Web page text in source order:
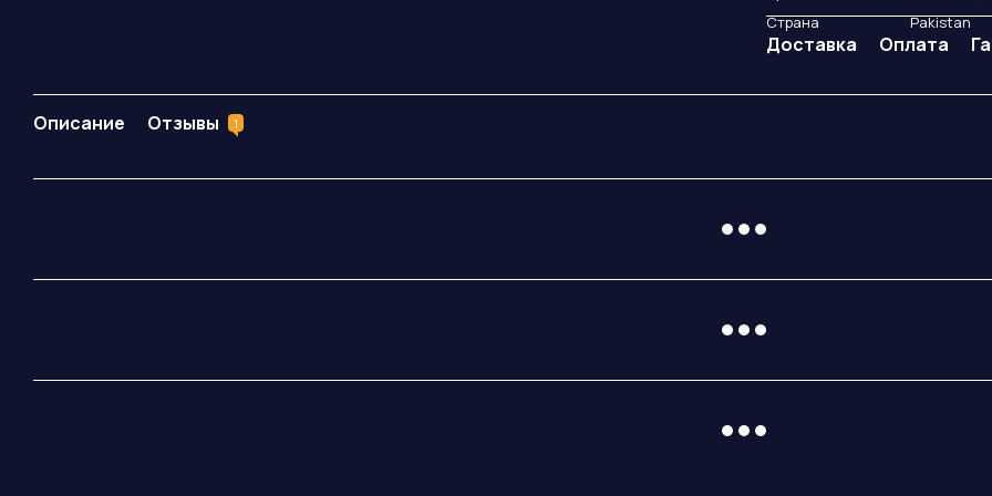
Страна
Pakistan
Доставка Оплата
Описание Отзывы 1